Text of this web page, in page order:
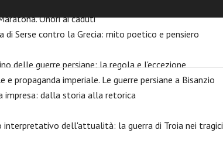
Onori ai caduti
di Serse contro la Grecia: mito poetico e pensiero
delle guerre persiane: la regola e l'eccezione
e propaganda imperiale. Le guerre persiane a Bisanzio
impresa: dalla storia alla retorica
dell'attualità: la guerra di Troia nei tragici